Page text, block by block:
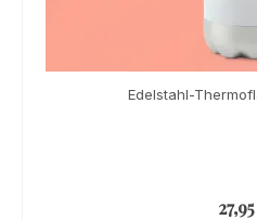
Edelstahl-
27,95